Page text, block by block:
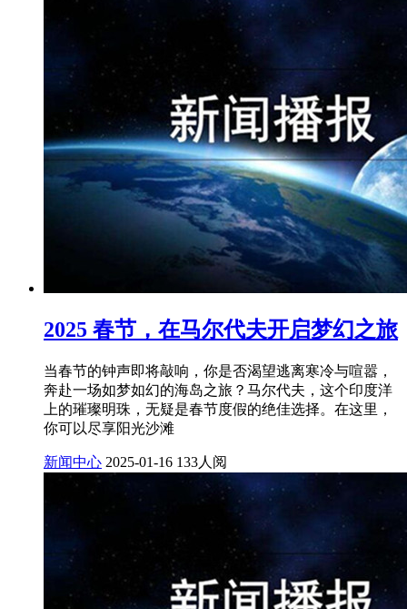
2025 春节，在马尔代夫开启梦幻之旅
当春节的钟声即将敲响，你是否渴望逃离寒冷与喧嚣，
奔赴一场如梦如幻的海岛之旅？马尔代夫，这个印度洋
上的璀璨明珠，无疑是春节度假的绝佳选择。在这里，
你可以尽享阳光沙滩
新闻中心 2025-01-16 133人阅